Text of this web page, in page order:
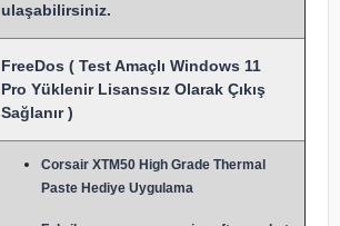
ulaşabilirsiniz.
FreeDos ( Test Amaçlı Windows 11
Pro Yüklenir Lisanssız Olarak Çıkış
Sağlanır )
Corsair XTM50 High Grade Thermal
Paste Hediye Uygulama